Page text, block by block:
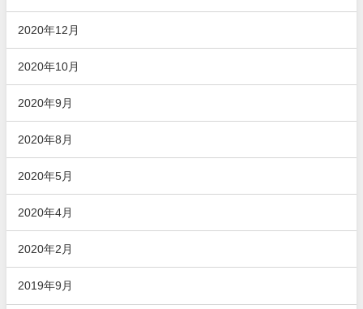
2020年12月
2020年10月
2020年9月
2020年8月
2020年5月
2020年4月
2020年2月
2019年9月